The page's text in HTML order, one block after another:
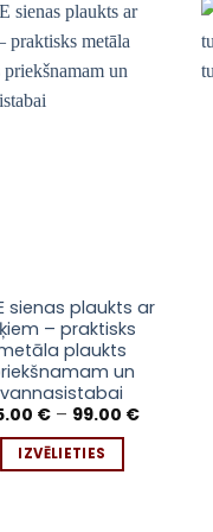
sienas plaukts ar
– praktisks
plaukts
un
vannasistabai
€ – 99.00 €Price
IZVĒLIETIES